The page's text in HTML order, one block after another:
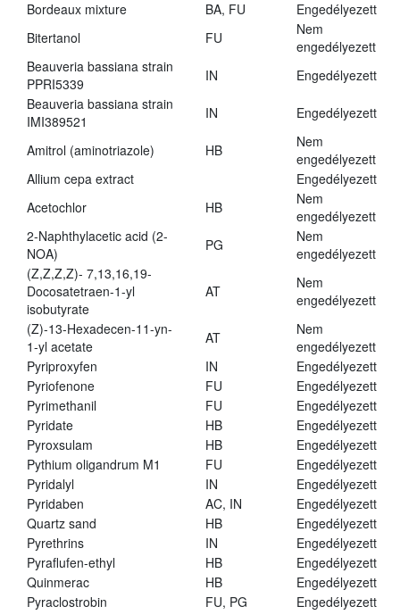
Bordeaux mixture BA, FU
Engedélyezett
Bitertanol
FU
Nem
engedélyezett
Beauveria bassiana strain
PPRI5339
IN
Engedélyezett
Beauveria bassiana strain
IMI389521
IN Engedélyezett
Amitrol (aminotriazole) HB
Nem
engedélyezett
Allium cepa extract
Engedélyezett
Acetochlor
HB
Nem
engedélyezett
2-Naphthylacetic acid (2-
NOA)
PG
Nem
engedélyezett
(Z,Z,Z,Z)- 7,13,16,19-
Docosatetraen-1-yl
isobutyrate
AT
Nem
engedélyezett
(Z)-13-Hexadecen-11-yn-
1-yl acetate
AT
Nem
engedélyezett
Pyriproxyfen
IN
Engedélyezett
Pyriofenone
FU
Engedélyezett
Pyrimethanil
FU
Engedélyezett
Pyridate
HB
Engedélyezett
Pyroxsulam
HB
Engedélyezett
Pythium oligandrum M1
FU
Engedélyezett
Pyridalyl
IN
Engedélyezett
Pyridaben
AC, IN
Engedélyezett
Quartz sand
HB
Engedélyezett
Pyrethrins
IN
Engedélyezett
Pyraflufen-ethyl
HB
Engedélyezett
Quinmerac
HB
Engedélyezett
Pyraclostrobin
FU, PG
Engedélyezett